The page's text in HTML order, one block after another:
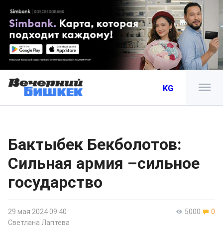
KG
Бактыбек Бекболотов:
Сильная армия –сильное
государство
5000 0
29 мая 2024 09:40
Светлана Лаптева